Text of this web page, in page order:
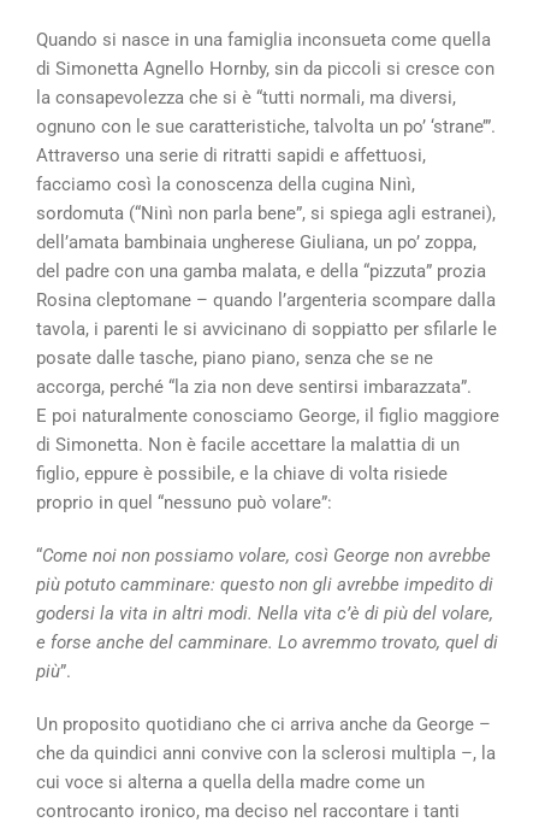
Quando si nasce in una famiglia inconsueta come quella
di Simonetta Agnello Hornby, sin da piccoli si cresce con
la consapevolezza che si è “tutti normali, ma diversi,
ognuno con le sue caratteristiche, talvolta un po’ ‘strane’”.
Attraverso una serie di ritratti sapidi e affettuosi,
facciamo così la conoscenza della cugina Ninì,
sordomuta (“Ninì non parla bene”, si spiega agli estranei),
dell’amata bambinaia ungherese Giuliana, un po’ zoppa,
del padre con una gamba malata, e della “pizzuta” prozia
Rosina cleptomane – quando l’argenteria scompare dalla
tavola, i parenti le si avvicinano di soppiatto per sfilarle le
posate dalle tasche, piano piano, senza che se ne
accorga, perché “la zia non deve sentirsi imbarazzata”.
E poi naturalmente conosciamo George, il figlio maggiore
di Simonetta. Non è facile accettare la malattia di un
figlio, eppure è possibile, e la chiave di volta risiede
proprio in quel “nessuno può volare”:
“Come noi non possiamo volare, così George non avrebbe
più potuto camminare: questo non gli avrebbe impedito di
godersi la vita in altri modi. Nella vita c’è di più del volare,
e forse anche del camminare. Lo avremmo trovato, quel di
più”.
Un proposito quotidiano che ci arriva anche da George –
che da quindici anni convive con la sclerosi multipla –, la
cui voce si alterna a quella della madre come un
controcanto ironico, ma deciso nel raccontare i tanti